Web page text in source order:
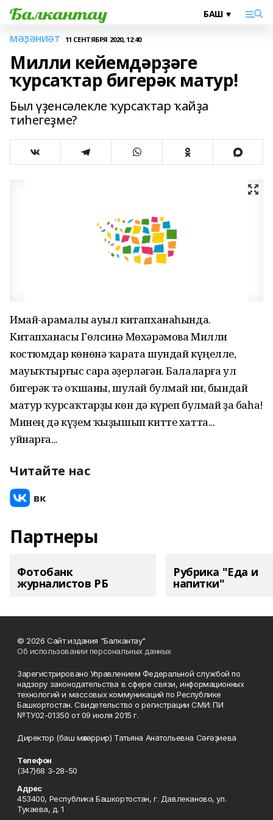
МӘҘӘНИӘТ 11 СЕНТЯБРЯ 2020, 12:40
Милли кейемдәрҙәге
ҡурсаҡтар бигерәк матур!
Был үҙенсәлекле ҡурсаҡтар ҡайҙа
тиһегеҙме?
Имай-Ҡарамалы ауыл китапханаһында.
Китапханасы Гөлсинә Мөхәрәмова Милли
костюмдар көнөнә ҡарата шундай күңелле,
мауыҡтырғыс сара әҙерләгән. Балаларға ул
бигерәк тә оҡшаны, шулай булмай ни, бындай
матур ҡурсаҡтарҙы көн дә күреп булмай ҙа баһа!
Минең дә күҙем ҡыҙышып китте хатта...
уйнарға...
Читайте нас
Партнеры
Фотобанк
журналистов РБ
Рубрика "Еда и
напитки"
© 2026 Сайт издания "Балкантау"
Об использовании персональных данных
Зарегистрировано Управлением Федеральной службой по
надзору законодательства в сфере связи, информационных
технологий и массовых коммуникаций по Республике
Башкортостан. Свидетельство о регистрации СМИ: ПИ
№ТУ02-01350 от 09 июля 2015 г.
Директор (баш мөхәррир) Татьяна Анатольевна Сәғәҙиева
Телефон
(347)68 3-28-50
Адрес
453400, Республика Башкортостан, г. Давлеканово, ул.
Тукаева, д. 1